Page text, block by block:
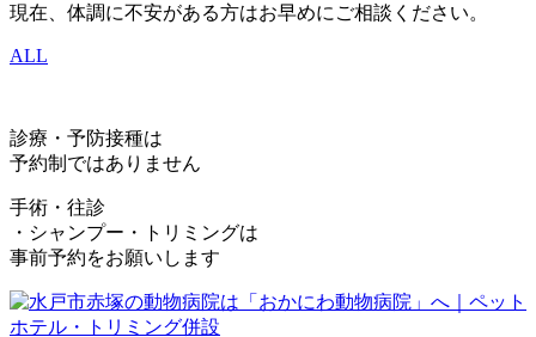
現在、体調に不安がある方はお早めにご相談ください。
ALL
診療・予防接種は
予約制ではありません
手術・往診
・シャンプー・トリミングは
事前予約をお願いします